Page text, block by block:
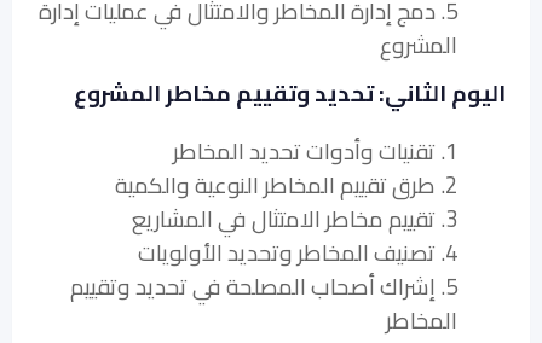
5. دمج إدارة المخاطر والامتثال في عمليات إدارة
المشروع
اليوم الثاني: تحديد وتقييم مخاطر المشروع
1. تقنيات وأدوات تحديد المخاطر
2. طرق تقييم المخاطر النوعية والكمية
3. تقييم مخاطر الامتثال في المشاريع
4. تصنيف المخاطر وتحديد الأولويات
5. إشراك أصحاب المصلحة في تحديد وتقييم
المخاطر